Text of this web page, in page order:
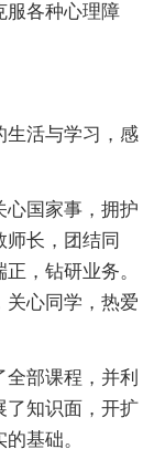
服各种心理障
生活与学习，感
心国家事，拥护
长，团结同
，钻研业务。
关心同学，热爱
部课程，并利
了知识面，开扩
基础。